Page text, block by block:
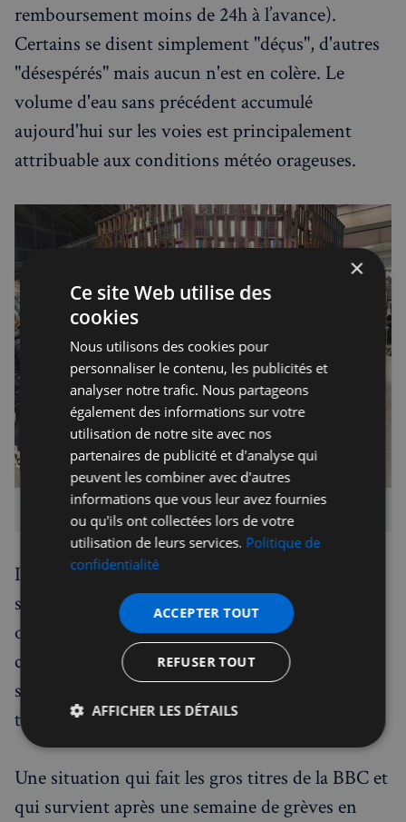
remboursement moins de 24h à l’avance).
Certains se disent simplement "déçus", d'autres
"désespérés" mais aucun n'est en colère. Le
volume d'eau sans précédent accumulé
aujourd'hui sur les voies est principalement
attribuable aux conditions météo orageuses.
St Pancras le 30 décembre 2023 - photo F. Joyce
Il faut calmer les plus jeunes, faire des queues
sans fin aux toilettes, s’organiser à une période
où les prix sont exorbitants et les hébergements
complets. Les voyageurs comprennent la
situation, mais se retrouvent démunis pour un
temps encore indéfini.
Une situation qui fait les gros titres de la BBC et
qui survient après une semaine de grèves en
×
Ce site Web utilise des
cookies
Nous utilisons des cookies pour
personnaliser le contenu, les publicités et
analyser notre trafic. Nous partageons
également des informations sur votre
utilisation de notre site avec nos
partenaires de publicité et d'analyse qui
peuvent les combiner avec d'autres
informations que vous leur avez fournies
ou qu'ils ont collectées lors de votre
utilisation de leurs services. Politique de
confidentialité
ACCEPTER TOUT
REFUSER TOUT
AFFICHER LES DÉTAILS
Strictement
Performance Ciblage